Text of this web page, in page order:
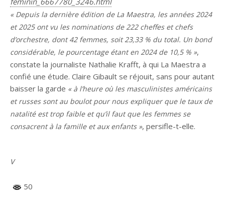
« Depuis la dernière édition de La Maestra, les années 2024
et 2025 ont vu les nominations de 222 cheffes et chefs
d’orchestre, dont 42 femmes, soit 23,33 % du total. Un bond
considérable, le pourcentage étant en 2024 de 10,5 % »,
constate la journaliste Nathalie Krafft, à qui La Maestra a
confié une étude. Claire Gibault se réjouit, sans pour autant
baisser la garde « à l’heure où les masculinistes américains
et russes sont au boulot pour nous expliquer que le taux de
natalité est trop faible et qu’il faut que les femmes se
consacrent à la famille et aux enfants », persifle-t-elle.
V
50